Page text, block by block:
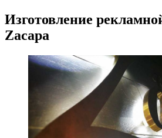
Изготовление
Zacapa